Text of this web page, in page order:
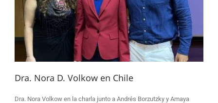
Dra. Nora D. Volkow en Chile
Dra. Nora Volkow en la charla junto a Andrés Borzutzky y Amaya